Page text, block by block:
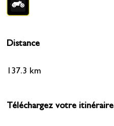
Distance
137.3 km
Téléchargez votre itinéraire